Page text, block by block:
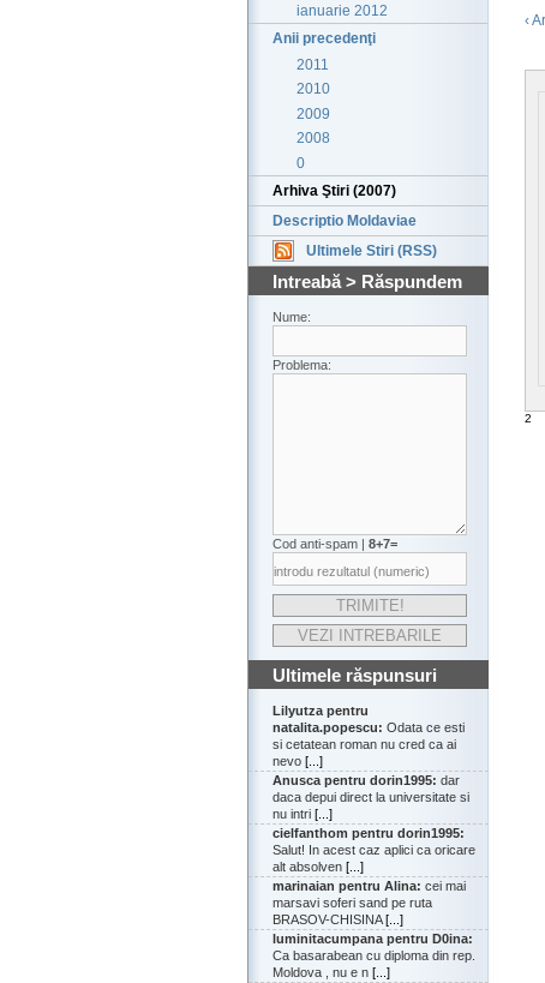
ianuarie 2012
Anii precedenţi
2011
2010
2009
2008
0
Arhiva Ştiri (2007)
Descriptio Moldaviae
Ultimele Stiri (RSS)
Intreabă > Răspundem
Nume:
Problema:
Cod anti-spam | 8+7=
Ultimele răspunsuri
Lilyutza pentru
natalita.popescu: Odata ce esti
si cetatean roman nu cred ca ai
nevo [...]
Anusca pentru dorin1995: dar
daca depui direct la universitate si
nu intri [...]
cielfanthom pentru dorin1995:
Salut! In acest caz aplici ca oricare
alt absolven [...]
marinaian pentru Alina: cei mai
marsavi soferi sand pe ruta
BRASOV-CHISINA[...]
luminitacumpana pentru D0ina:
Ca basarabean cu diploma din rep.
Moldova , nu e n [...]
‹
2